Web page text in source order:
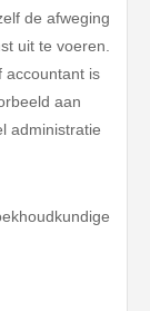
de afweging
uit te voeren.
accountant is
aan
administratie